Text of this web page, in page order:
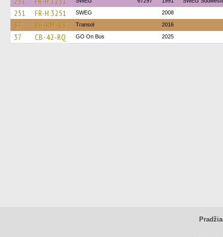
251 FR-H 3251 SWEG 2008
37 86-RM-83 Transol 2016
37 CB-42-RQ GO On Bus 2025
Pradžia